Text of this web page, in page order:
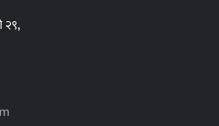
२९,